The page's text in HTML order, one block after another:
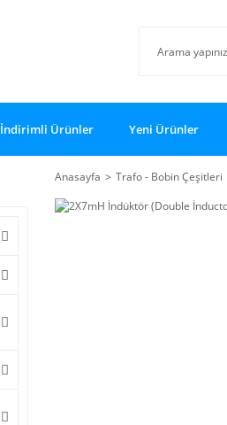
İndirimli Ürünler Yeni Ürünler
Anasayfa Trafo - Bobin Çeşitleri